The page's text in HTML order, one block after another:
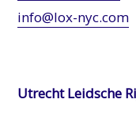
info@lox-nyc.com
Utrecht Leidsche